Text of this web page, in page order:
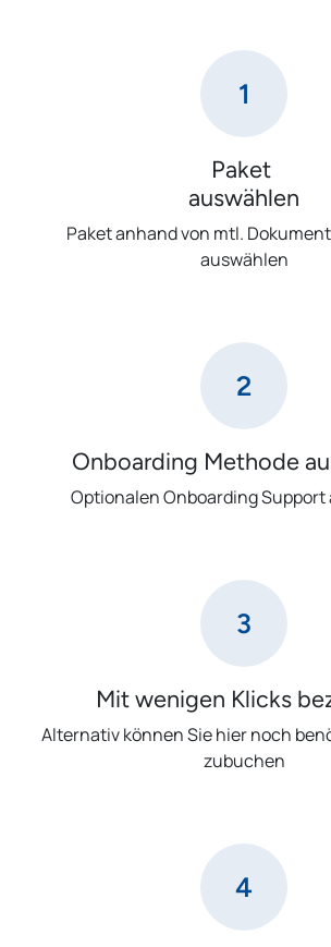
1
Paket
auswählen
Paket anhand von mtl.
auswählen
2
Onboarding Methode
Optionalen Onboarding Support
3
Mit wenigen Klicks
Alternativ können Sie hier noch
zubuchen
4